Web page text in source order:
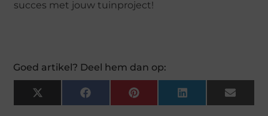
succes met jouw tuinproject!
Goed artikel? Deel hem dan op:
X
(
F
A
P
I
L
I
E
M